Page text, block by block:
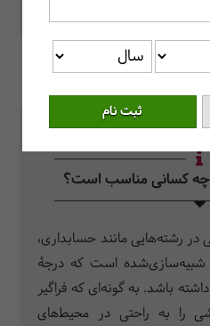
سوالات متداول
چه کسانی مناسب است؟
در رشته‌هایی مانند حسابداری،
شبیه‌سازی‌شده است که درجۀ
باشد. به گونه‌ای که فراگیر
را به راحتی در محیط‌های